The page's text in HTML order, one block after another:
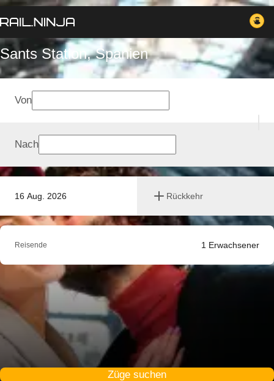
Sants Station, Spanien
16 Aug. 2026 Rückkehr
Von
Nach
Reisende 1 Erwachsener
Züge suchen